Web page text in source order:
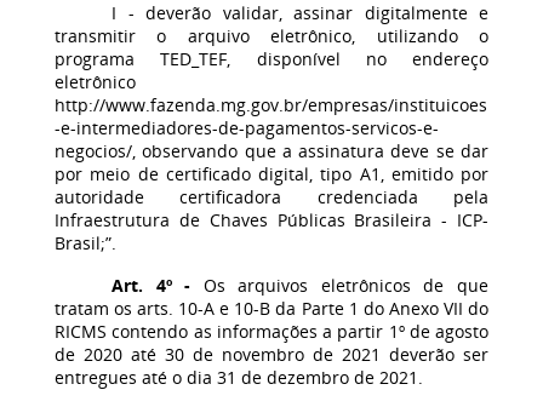
I - deverão validar, assinar digitalmente e
transmitir o arquivo eletrônico, utilizando o
programa TED_TEF, disponível no endereço
eletrônico
http://www.fazenda.mg.gov.br/empresas/instituicoes
-e-intermediadores-de-pagamentos-servicos-e-
negocios/, observando que a assinatura deve se dar
por meio de certificado digital, tipo A1, emitido por
autoridade certificadora credenciada pela
Infraestrutura de Chaves Públicas Brasileira - ICP-
Brasil;”.
Art. 4º - Os arquivos eletrônicos de que
tratam os arts. 10-A e 10-B da Parte 1 do Anexo VII do
RICMS contendo as informações a partir 1º de agosto
de 2020 até 30 de novembro de 2021 deverão ser
entregues até o dia 31 de dezembro de 2021.